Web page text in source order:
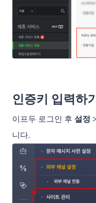
인증키 입력하기
이프두 로그인 후 설정
니다.